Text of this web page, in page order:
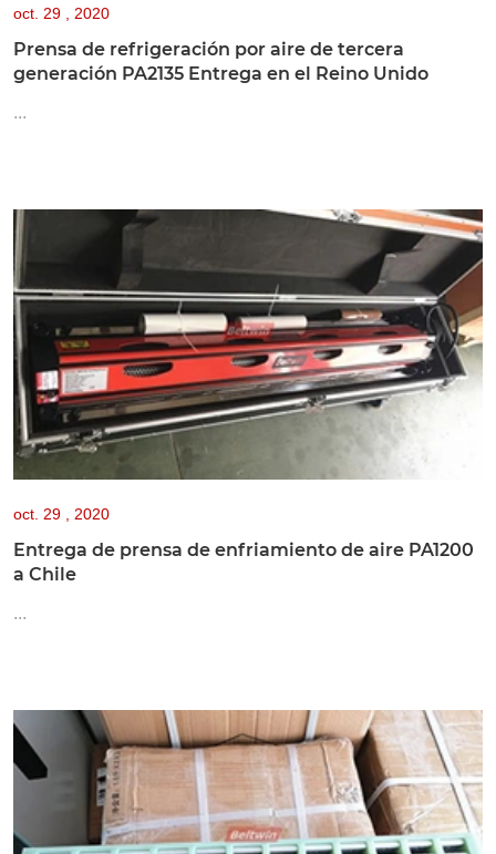
oct. 29 , 2020
Prensa de refrigeración por aire de tercera
generación PA2135 Entrega en el Reino Unido
...
oct. 29 , 2020
Entrega de prensa de enfriamiento de aire PA1200
a Chile
...